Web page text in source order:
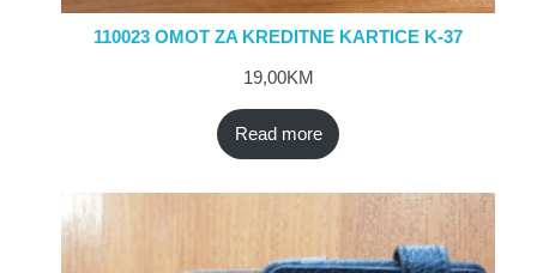
110023 OMOT ZA KREDITNE KARTICE K-37
19,00KM
Read more